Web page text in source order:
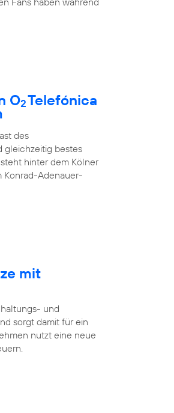
O2Telefónica
des
gleichzeitig bestes
hinter dem Kölner
Konrad-Adenauer-
mit
und
sorgt damit für ein
nutzt eine neue